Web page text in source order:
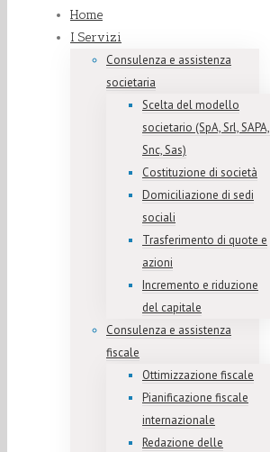
Home
I Servizi
Consulenza e assistenza
societaria
Scelta del modello
societario (SpA, Srl, SAPA,
Snc, Sas)
Costituzione di società
Domiciliazione di sedi
sociali
Trasferimento di quote e
azioni
Incremento e riduzione
del capitale
Consulenza e assistenza
fiscale
Ottimizzazione fiscale
Pianificazione fiscale
internazionale
Redazione delle